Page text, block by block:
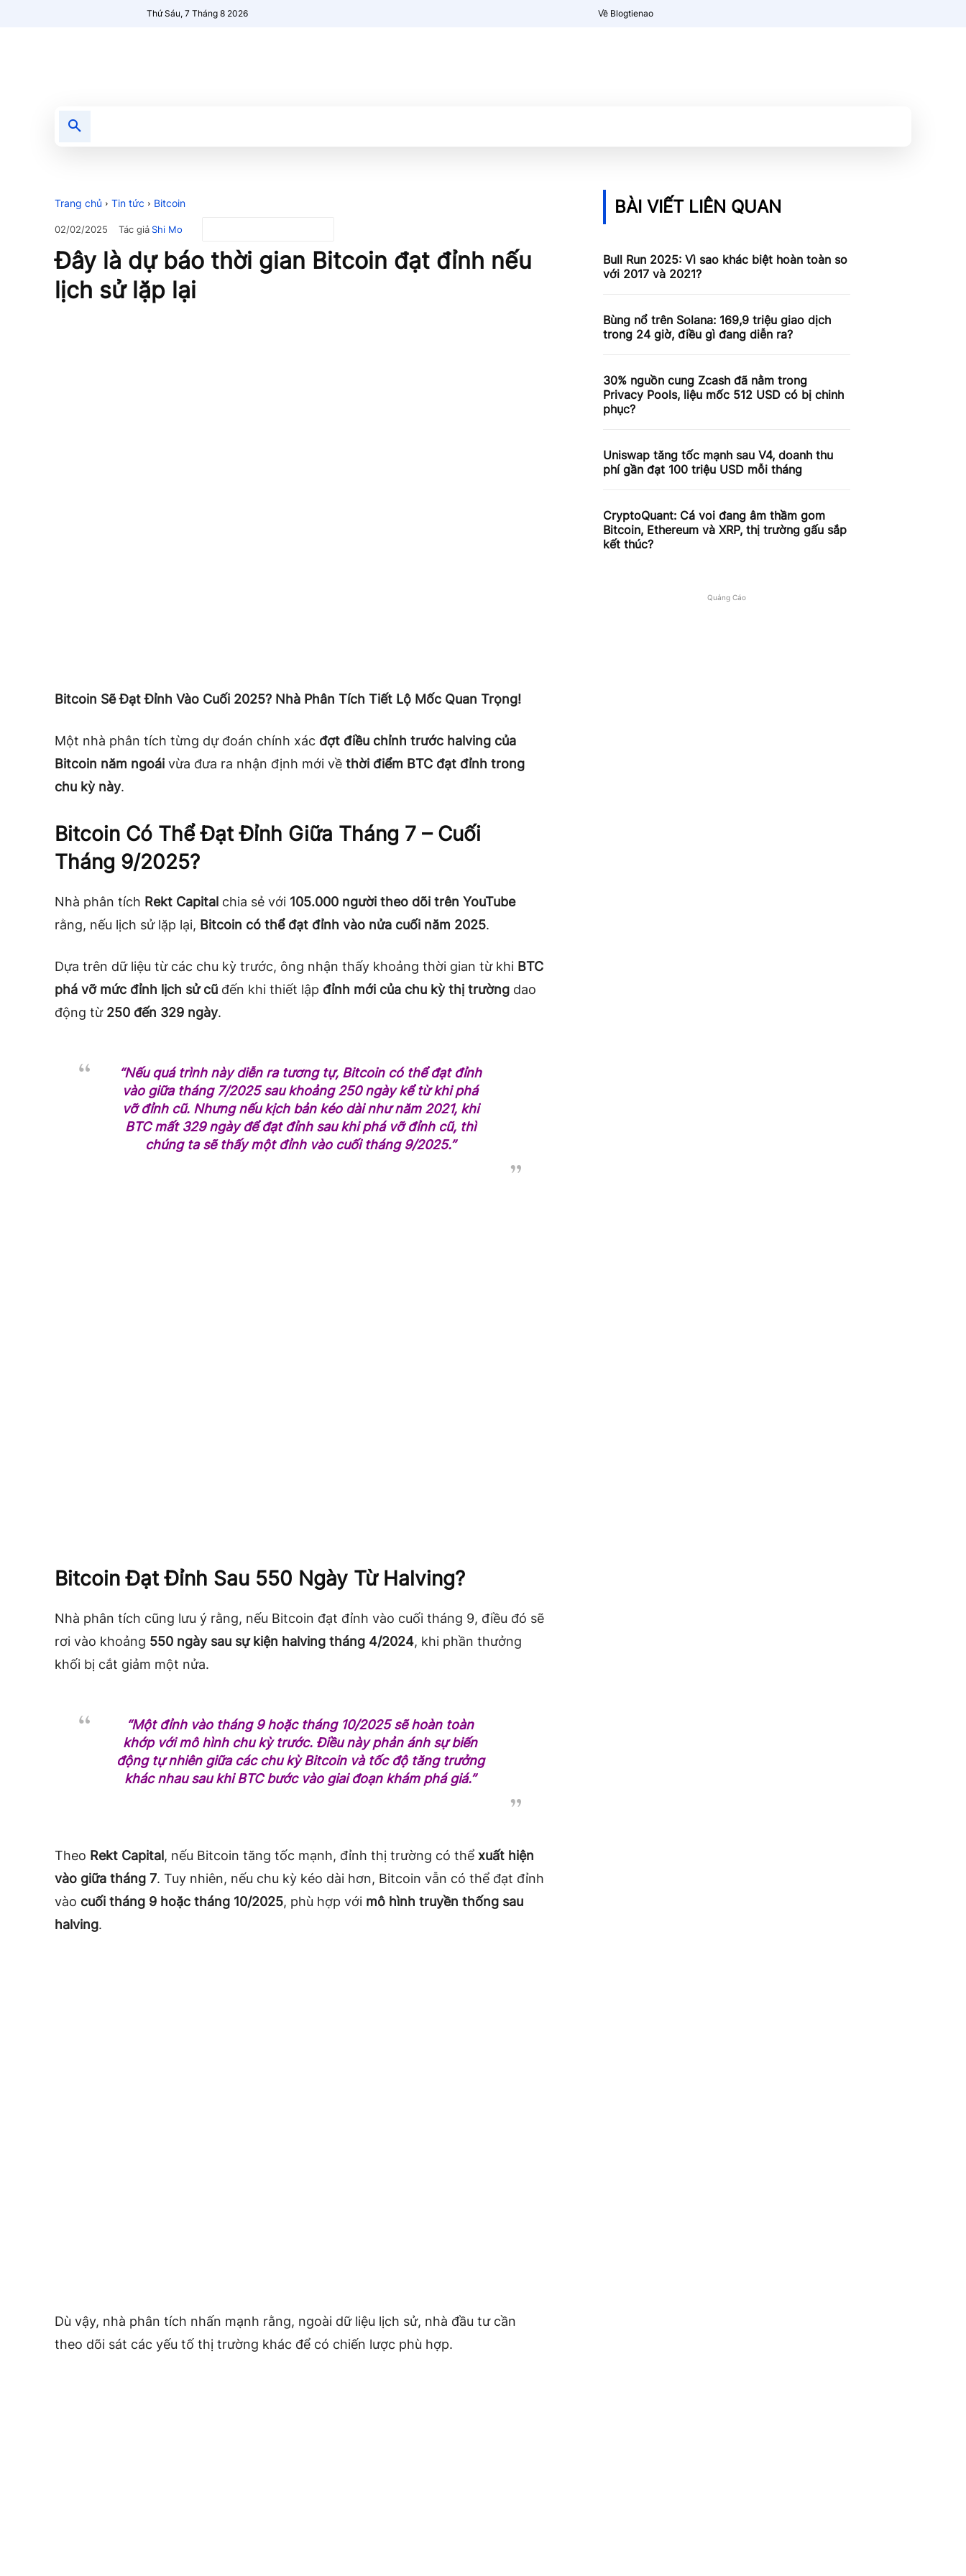
Thứ Sáu, 7 Tháng 8 2026 Về Blogtienao
Trang chủ Tin tức Bitcoin
02/02/2025 Tác giảShi Mo
Đây là dự báo thời gian Bitcoin đạt đỉnh nếu
lịch sử lặp lại
Bitcoin Sẽ Đạt Đỉnh Vào Cuối 2025? Nhà Phân Tích Tiết Lộ Mốc Quan Trọng!
Một nhà phân tích từng dự đoán chính xác đợt điều chỉnh trước halving của
Bitcoin năm ngoái vừa đưa ra nhận định mới về thời điểm BTC đạt đỉnh trong
chu kỳ này.
Bitcoin Có Thể Đạt Đỉnh Giữa Tháng 7 – Cuối
Tháng 9/2025?
Nhà phân tích Rekt Capital chia sẻ với 105.000 người theo dõi trên YouTube
rằng, nếu lịch sử lặp lại, Bitcoin có thể đạt đỉnh vào nửa cuối năm 2025.
Dựa trên dữ liệu từ các chu kỳ trước, ông nhận thấy khoảng thời gian từ khi BTC
phá vỡ mức đỉnh lịch sử cũ đến khi thiết lập đỉnh mới của chu kỳ thị trường dao
động từ 250 đến 329 ngày.
“Nếu quá trình này diễn ra tương tự, Bitcoin có thể đạt đỉnh
vào giữa tháng 7/2025 sau khoảng 250 ngày kể từ khi phá
vỡ đỉnh cũ. Nhưng nếu kịch bản kéo dài như năm 2021, khi
BTC mất 329 ngày để đạt đỉnh sau khi phá vỡ đỉnh cũ, thì
chúng ta sẽ thấy một đỉnh vào cuối tháng 9/2025.”
Bitcoin Đạt Đỉnh Sau 550 Ngày Từ Halving?
Nhà phân tích cũng lưu ý rằng, nếu Bitcoin đạt đỉnh vào cuối tháng 9, điều đó sẽ
rơi vào khoảng 550 ngày sau sự kiện halving tháng 4/2024, khi phần thưởng
khối bị cắt giảm một nửa.
“Một đỉnh vào tháng 9 hoặc tháng 10/2025 sẽ hoàn toàn
khớp với mô hình chu kỳ trước. Điều này phản ánh sự biến
động tự nhiên giữa các chu kỳ Bitcoin và tốc độ tăng trưởng
khác nhau sau khi BTC bước vào giai đoạn khám phá giá.”
Theo Rekt Capital, nếu Bitcoin tăng tốc mạnh, đỉnh thị trường có thể xuất hiện
vào giữa tháng 7. Tuy nhiên, nếu chu kỳ kéo dài hơn, Bitcoin vẫn có thể đạt đỉnh
vào cuối tháng 9 hoặc tháng 10/2025, phù hợp với mô hình truyền thống sau
halving.
Dù vậy, nhà phân tích nhấn mạnh rằng, ngoài dữ liệu lịch sử, nhà đầu tư cần
theo dõi sát các yếu tố thị trường khác để có chiến lược phù hợp.
BÀI VIẾT LIÊN QUAN
Bull Run 2025: Vì sao khác biệt hoàn toàn so
với 2017 và 2021?
Bùng nổ trên Solana: 169,9 triệu giao dịch
trong 24 giờ, điều gì đang diễn ra?
30% nguồn cung Zcash đã nằm trong
Privacy Pools, liệu mốc 512 USD có bị chinh
phục?
Uniswap tăng tốc mạnh sau V4, doanh thu
phí gần đạt 100 triệu USD mỗi tháng
CryptoQuant: Cá voi đang âm thầm gom
Bitcoin, Ethereum và XRP, thị trường gấu sắp
kết thúc?
Quảng Cáo